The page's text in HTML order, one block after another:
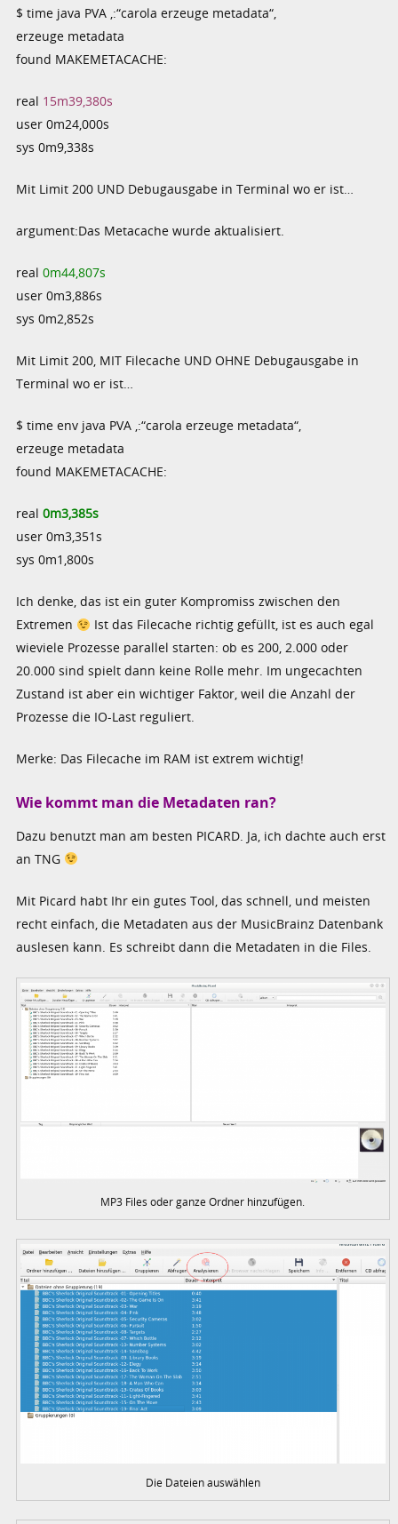
$ time java PVA ‚:“carola erzeuge metadata“‚
erzeuge metadata
found MAKEMETACACHE:
real 15m39,380s
user 0m24,000s
sys 0m9,338s
Mit Limit 200 UND Debugausgabe in Terminal wo er ist…
argument:Das Metacache wurde aktualisiert.
real0m44,807s
user 0m3,886s
sys 0m2,852s
Mit Limit 200, MIT Filecache UND OHNE Debugausgabe in
Terminal wo er ist…
$ time env java PVA ‚:“carola erzeuge metadata“‚
erzeuge metadata
found MAKEMETACACHE:
real0m3,385s
user 0m3,351s
sys 0m1,800s
Ich denke, das ist ein guter Kompromiss zwischen den
Extremen
Ist das Filecache richtig gefüllt, ist es auch egal
wieviele Prozesse parallel starten: ob es 200, 2.000 oder
20.000 sind spielt dann keine Rolle mehr. Im ungecachten
Zustand ist aber ein wichtiger Faktor, weil die Anzahl der
Prozesse die IO-Last reguliert.
Merke: Das Filecache im RAM ist extrem wichtig!
Wie kommt man die Metadaten ran?
Dazu benutzt man am besten PICARD. Ja, ich dachte auch erst
an TNG
Mit Picard habt Ihr ein gutes Tool, das schnell, und meisten
recht einfach, die Metadaten aus der MusicBrainz Datenbank
auslesen kann. Es schreibt dann die Metadaten in die Files.
MP3 Files oder ganze Ordner hinzufügen.
Die Dateien auswählen